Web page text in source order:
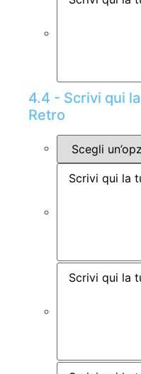
4.4 - Scrivi qui
Retro